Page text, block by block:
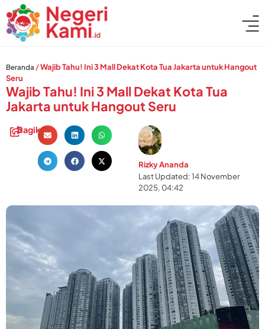
Beranda /Wajib Tahu! Ini 3 Mall Dekat Kota Tua Jakarta untuk Hangout
Seru
Wajib Tahu! Ini 3 Mall Dekat Kota Tua
Jakarta untuk Hangout Seru
Rizky Ananda
Last Updated: 14 November
2025, 04:42
Bagikan: